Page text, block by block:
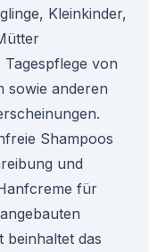
Kleinkinder,
von
sowie anderen
Shampoos
und
für
beinhaltet das